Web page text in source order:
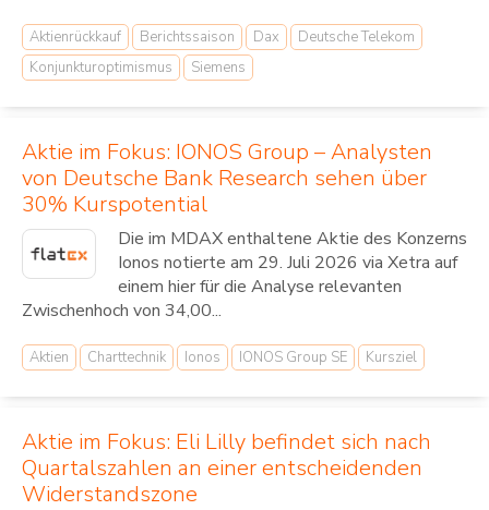
Aktienrückkauf Berichtssaison Dax
Deutsche Telekom
Konjunkturoptimismus
Siemens
Aktie im Fokus: IONOS Group – Analysten
von Deutsche Bank Research sehen über
30% Kurspotential
Die im MDAX enthaltene Aktie des Konzerns
Ionos notierte am 29. Juli 2026 via Xetra auf
einem hier für die Analyse relevanten
Zwischenhoch von 34,00...
Aktien Charttechnik Ionos IONOS Group SE Kursziel
Aktie im Fokus: Eli Lilly befindet sich nach
Quartalszahlen an einer entscheidenden
Widerstandszone